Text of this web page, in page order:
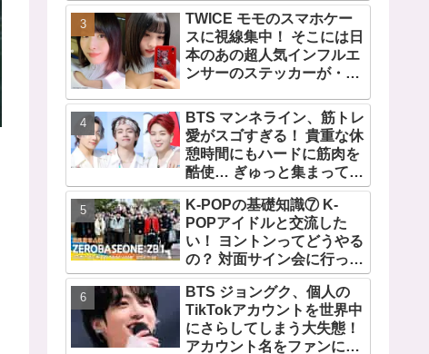
せられた練習生12人の氏名
が公表
TWICE モモのスマホケー
スに視線集中！ そこには日
本のあの超人気インフルエ
ンサーのステッカーが・・
るその人物は大よろこび！
まさに「成功したファン」
だと話題沸騰
BTS マンネライン、筋トレ
愛がスゴすぎる！ 貴重な休
憩時間にもハードに筋肉を
酷使… ぎゅっと集まってお
互いの体に負荷をかけあう
３人のトレーニング風景が
かわいすぎるとファンくぎ
づけ
K-POPの基礎知識⑦ K-
POPアイドルと交流した
い！ ヨントンってどうやる
の？ 対面サイン会に行って
みたい！ ショケ、お見送り
会、握手会・・・リリース
イベントあれこれを紹介
BTS ジョングク、個人の
TikTokアカウントを世界中
にさらしてしまう大失態！
アカウント名をファンにい